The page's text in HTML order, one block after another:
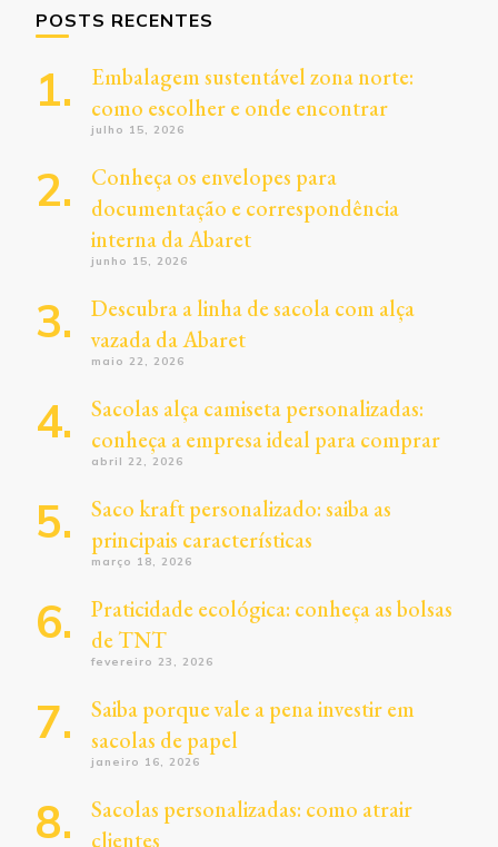
POSTS RECENTES
Embalagem sustentável zona norte:
como escolher e onde encontrar
julho 15, 2026
Conheça os envelopes para
documentação e correspondência
interna da Abaret
junho 15, 2026
Descubra a linha de sacola com alça
vazada da Abaret
maio 22, 2026
Sacolas alça camiseta personalizadas:
conheça a empresa ideal para comprar
abril 22, 2026
Saco kraft personalizado: saiba as
principais características
março 18, 2026
Praticidade ecológica: conheça as bolsas
de TNT
fevereiro 23, 2026
Saiba porque vale a pena investir em
sacolas de papel
janeiro 16, 2026
Sacolas personalizadas: como atrair
clientes